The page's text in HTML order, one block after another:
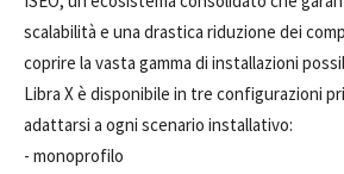
scalabilità e una drastica riduzione dei
coprire la vasta gamma di installazioni
Libra X è disponibile in tre configurazioni
adattarsi a ogni scenario installativo:
- monoprofilo